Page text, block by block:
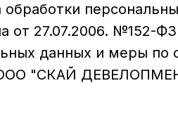
от 27.07.2006. №152-
данных и меры по
"СКАЙ